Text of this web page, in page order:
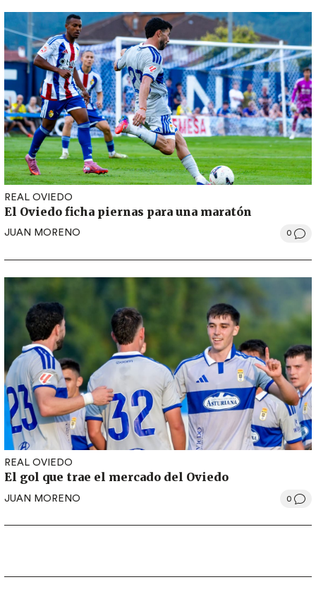
REAL OVIEDO
El Oviedo ficha piernas para una maratón
JUAN MORENO 0
REAL OVIEDO
El gol que trae el mercado del Oviedo
JUAN MORENO 0